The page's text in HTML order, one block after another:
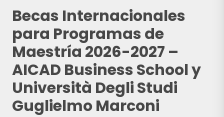
Becas Internacionales
para Programas de
Maestría 2026-2027 –
AICAD Business School y
Università Degli Studi
Guglielmo Marconi